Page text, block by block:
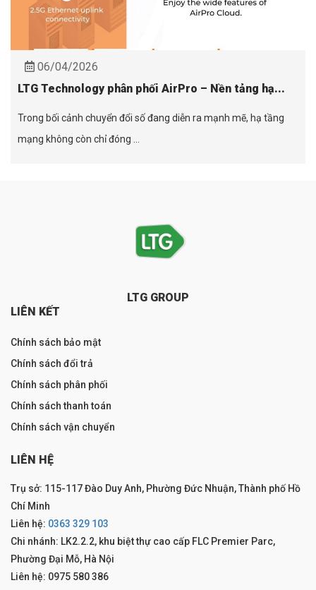
06/04/2026
LTG Technology phân phối AirPro – Nền tảng hạ...
Trong bối cảnh chuyển đổi số đang diễn ra mạnh mẽ, hạ tầng
mạng không còn chỉ đóng ...
LTG GROUP
LIÊN KẾT
Chính sách bảo mật
Chính sách đổi trả
Chính sách phân phối
Chính sách thanh toán
Chính sách vận chuyển
LIÊN HỆ
Trụ sở: 115-117 Đào Duy Anh, Phường Đức Nhuận, Thành phố Hồ
Chí Minh
Liên hệ: 0363 329 103
Chi nhánh: LK2.2.2, khu biệt thự cao cấp FLC Premier Parc,
Phường Đại Mỗ, Hà Nội
Liên hệ: 0975 580 386